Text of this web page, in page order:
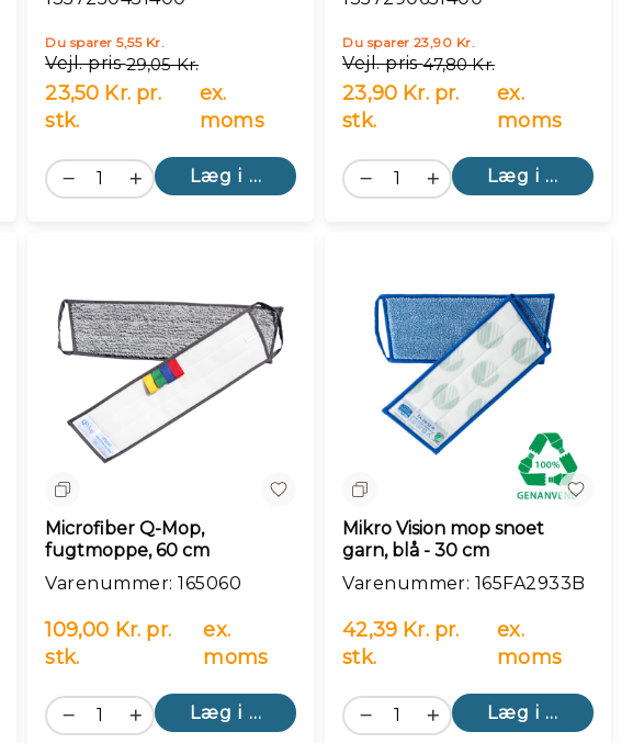
Du sparer 5,55 Kr.
Vejl. pris29,05 Kr.
23,50 Kr. pr.
stk.
ex.
moms
Læg i kurv
Du sparer 23,90 Kr.
Vejl. pris47,80 Kr.
23,90 Kr. pr.
stk.
ex.
moms
Læg i kurv
Sammenlign
Microfiber Q-Mop,
fugtmoppe, 60 cm
Varenummer: 165060
109,00 Kr. pr.
stk.
ex.
moms
Læg i kurv
Sammenlign
Mikro Vision mop snoet
garn, blå - 30 cm
Varenummer: 165FA2933B
42,39 Kr. pr.
stk.
ex.
moms
Læg i kurv